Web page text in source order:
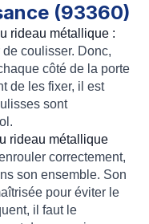
(93360)
rideau métallique :
de coulisser. Donc,
côté de la porte
de les fixer, il est
sont
rideau métallique
correctement,
son ensemble. Son
pour éviter le
il faut le